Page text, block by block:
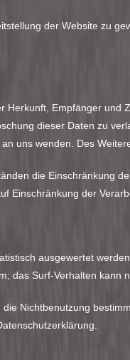
der Website zu
Herkunft, Empfänger
dieser Daten zu
uns wenden. Des
die Einschränkung
Einschränkung der
ausgewertet
das Surf-Verhalten kann
Nichtbenutzung